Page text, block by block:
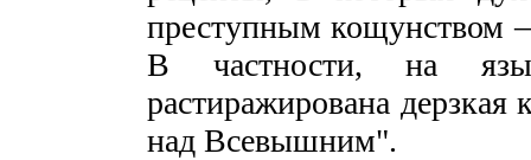
преступным кощунством
В частности, на
растиражирована
над Всевышним".